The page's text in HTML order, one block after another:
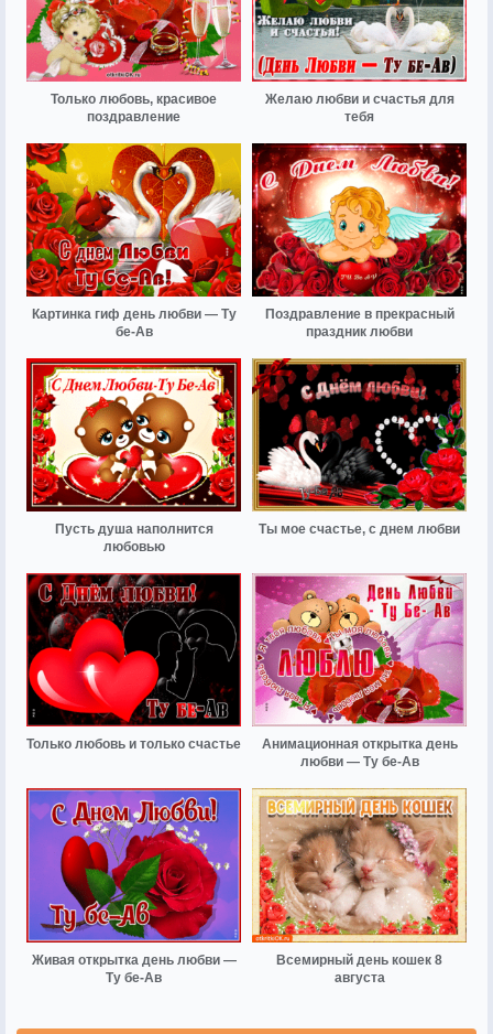
Только любовь, красивое
поздравление
Желаю любви и счастья для
тебя
Картинка гиф день любви — Ту
бе-Ав
Поздравление в прекрасный
праздник любви
Пусть душа наполнится
любовью
Ты мое счастье, с днем любви
Только любовь и только счастье
Анимационная открытка день
любви — Ту бе-Ав
Живая открытка день любви —
Ту бе-Ав
Всемирный день кошек 8
августа